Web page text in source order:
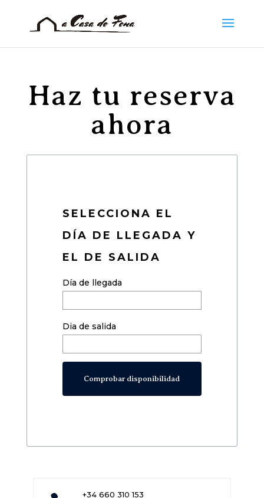
Haz tu reserva
ahora
SELECCIONA EL
DÍA DE LLEGADA Y
EL DE SALIDA
Día de llegada
Dia de salida
+34 660 310 153